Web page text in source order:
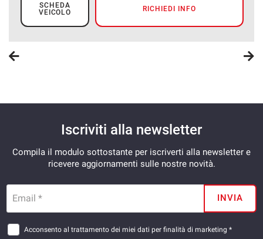
SCHEDA
VEICOLO
RICHIEDI INFO
Iscriviti alla newsletter
Compila il modulo sottostante per iscriverti alla newsletter e
ricevere aggiornamenti sulle nostre novità.
Email * INVIA
Acconsento al trattamento dei miei dati per finalità di marketing *